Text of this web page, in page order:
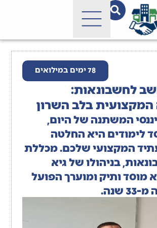
78 ימים במילואים
לחשבונאות:
בלב השרון
המשתנה של היום,
לימודים היא החלטה
המקצועי שלכם. מכללת
בניהולו של גיא
מוסד ותיק ומוערך הפועל
שנה.